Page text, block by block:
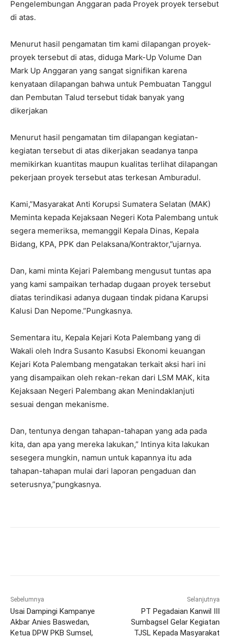
Pengelembungan Anggaran pada Proyek proyek tersebut
di atas.
Menurut hasil pengamatan tim kami dilapangan proyek-
proyek tersebut di atas, diduga Mark-Up Volume Dan
Mark Up Anggaran yang sangat signifikan karena
kenyataan dilapangan bahwa untuk Pembuatan Tanggul
dan Pembutan Talud tersebut tidak banyak yang
dikerjakan
Menurut hasil pengamatan tim dilapangan kegiatan-
kegiatan tersebut di atas dikerjakan seadanya tanpa
memikirkan kuantitas maupun kualitas terlihat dilapangan
pekerjaan proyek tersebut atas terkesan Amburadul.
Kami,”Masyarakat Anti Korupsi Sumatera Selatan (MAK)
Meminta kepada Kejaksaan Negeri Kota Palembang untuk
segera memeriksa, memanggil Kepala Dinas, Kepala
Bidang, KPA, PPK dan Pelaksana/Kontraktor,”ujarnya.
Dan, kami minta Kejari Palembang mengusut tuntas apa
yang kami sampaikan terhadap dugaan proyek tersebut
diatas terindikasi adanya dugaan tindak pidana Karupsi
Kalusi Dan Nepome.”Pungkasnya.
Sementara itu, Kepala Kejari Kota Palembang yang di
Wakali oleh Indra Susanto Kasubsi Ekonomi keuangan
Kejari Kota Palembang mengatakan terkait aksi hari ini
yang disampaikan oleh rekan-rekan dari LSM MAK, kita
Kejaksaan Negeri Palembang akan Menindaklanjuti
sesuai dengan mekanisme.
Dan, tentunya dengan tahapan-tahapan yang ada pada
kita, dan apa yang mereka lakukan,” Intinya kita lakukan
sesegera mungkin, namun untuk kapannya itu ada
tahapan-tahapan mulai dari laporan pengaduan dan
seterusnya,”pungkasnya.
Sebelumnya
Usai Dampingi Kampanye
Akbar Anies Baswedan,
Ketua DPW PKB Sumsel,
Selanjutnya
PT Pegadaian Kanwil III
Sumbagsel Gelar Kegiatan
TJSL Kepada Masyarakat